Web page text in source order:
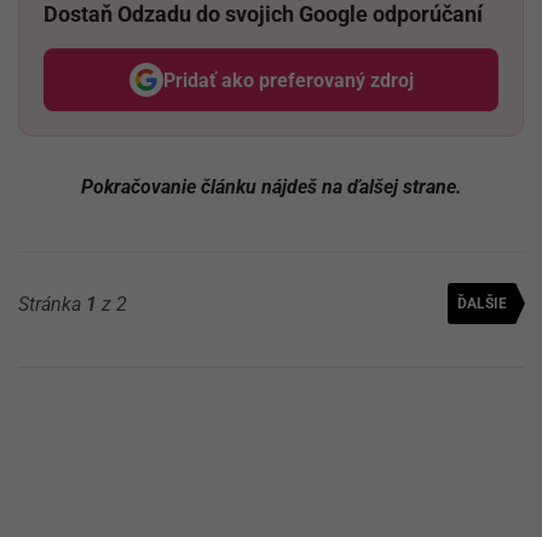
Dostaň Odzadu do svojich Google odporúčaní
Pridať ako preferovaný zdroj
Odzadu, odkaz sa otvorí v
Pokračovanie článku nájdeš na ďalšej strane.
Stránka 1 z 2 ĎALŠIE